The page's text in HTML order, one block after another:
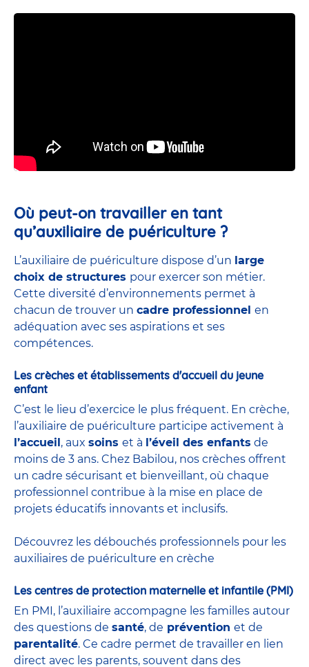
Où peut-on travailler en tant
qu’auxiliaire de puériculture ?
L’auxiliaire de puériculture dispose d’un large
choix de structures pour exercer son métier.
Cette diversité d’environnements permet à
chacun de trouver un cadre professionnel en
adéquation avec ses aspirations et ses
compétences.
Les crèches et établissements d'accueil du jeune
enfant
C’est le lieu d’exercice le plus fréquent. En crèche,
l’auxiliaire de puériculture participe activement à
l’accueil , aux soins et à l’éveil des enfants de
moins de 3 ans. Chez Babilou, nos crèches offrent
un cadre sécurisant et bienveillant, où chaque
professionnel contribue à la mise en place de
projets éducatifs innovants et inclusifs.
Découvrez les débouchés professionnels pour les
auxiliaires de puériculture en crèche
Les centres de protection maternelle et infantile (PMI)
En PMI, l’auxiliaire accompagne les familles autour
des questions de santé, de prévention et de
parentalité. Ce cadre permet de travailler en lien
direct avec les parents, souvent dans des